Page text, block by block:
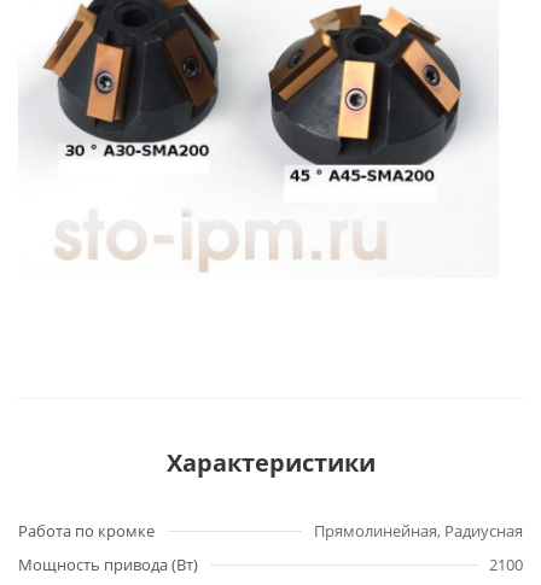
Характеристики
Работа по кромке
Прямолинейная, Радиусная
Мощность привода (Вт)
2100